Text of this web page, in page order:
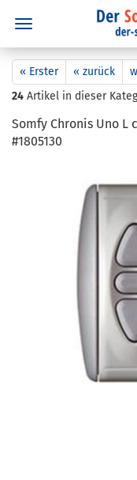
« Erster « zurück
24 Artikel in dieser
Somfy Chro­nis Uno
#1805130